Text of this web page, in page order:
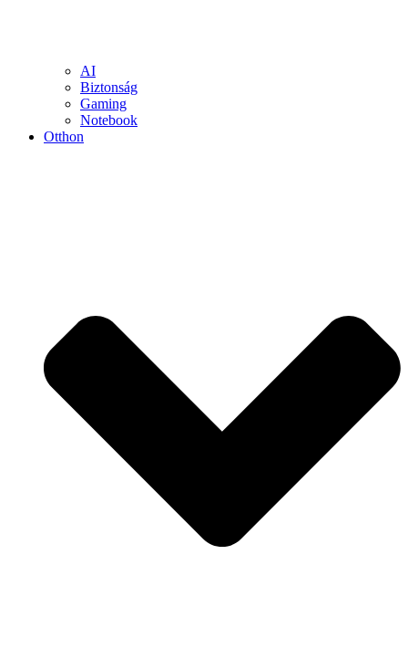
AI
Biztonság
Gaming
Notebook
Otthon